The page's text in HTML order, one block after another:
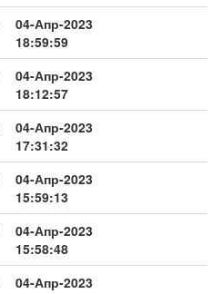
04-Апр-2023
18:59:59
04-Апр-2023
18:12:57
04-Апр-2023
17:31:32
04-Апр-2023
15:59:13
04-Апр-2023
15:58:48
04-Апр-2023